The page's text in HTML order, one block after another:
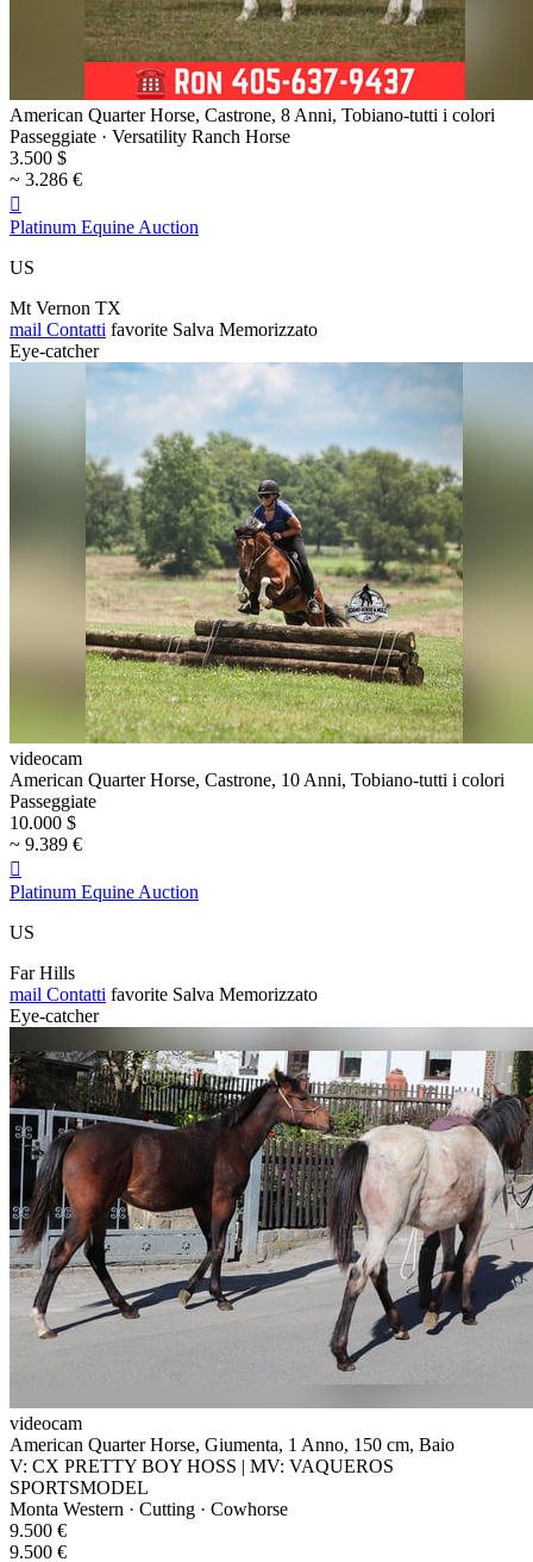
American Quarter Horse, Castrone, 8 Anni, Tobiano-tutti i colori
Passeggiate · Versatility Ranch Horse
3.500 $
~ 3.286 €

Platinum Equine Auction
US
Mt Vernon TX
mail Contatti favorite Salva Memorizzato
Eye-catcher
videocam
American Quarter Horse, Castrone, 10 Anni, Tobiano-tutti i colori
Passeggiate
10.000 $
~ 9.389 €

Platinum Equine Auction
US
Far Hills
mail Contatti favorite Salva Memorizzato
Eye-catcher
videocam
American Quarter Horse, Giumenta, 1 Anno, 150 cm, Baio
V: CX PRETTY BOY HOSS | MV: VAQUEROS
SPORTSMODEL
Monta Western · Cutting · Cowhorse
9.500 €
9.500 €